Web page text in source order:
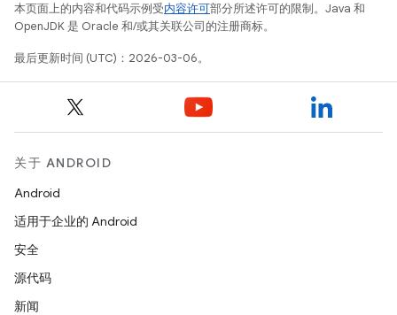
本页面上的内容和代码示例受内容许可部分所述许可的限制。Java 和
OpenJDK 是 Oracle 和/或其关联公司的注册商标。
最后更新时间 (UTC)：2026-03-06。
关于 ANDROID
Android
适用于企业的 Android
安全
源代码
新闻